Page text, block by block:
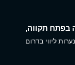
בפתח תקווה,
נערות ליווי בדרום